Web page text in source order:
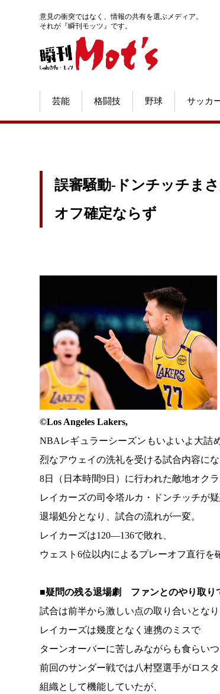
意見の衝突ではなく、情報の共有を選ぶメディア。
それが『瞬刊モッツ』です。
芸能 格闘技 野球 サッカ
誤審騒動-ドンチッチま
オフ確定ならず
©︎Los Angeles Lakers,
NBAレギュラーシーズンもいよいよ大詰
烈なアウェイの洗礼を受ける試合内容にな
8日（日本時間9日）に行われた敵地オク
レイカーズの司令塔ルカ・ドンチッチが
退場処分となり、試合の流れが一変。
レイカーズは120―136で敗れ、
ウェスト6位以内によるプレーオフ直行を
■疑問の残る退場劇 ファンとのやり取り
試合は前半から激しい点の取り合いとなり
レイカーズは幾度となく連携のミスで
ターンオーバーに苦しみながらも食らいつ
前回のサンダー戦では八村塁選手がロスタ
組織として機能していたが、